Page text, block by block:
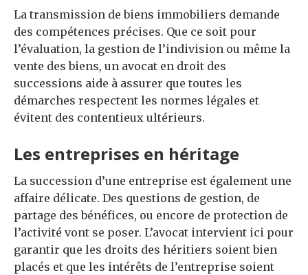
La transmission de biens immobiliers demande
des compétences précises. Que ce soit pour
l’évaluation, la gestion de l’indivision ou même la
vente des biens, un avocat en droit des
successions aide à assurer que toutes les
démarches respectent les normes légales et
évitent des contentieux ultérieurs.
Les entreprises en héritage
La succession d’une entreprise est également une
affaire délicate. Des questions de gestion, de
partage des bénéfices, ou encore de protection de
l’activité vont se poser. L’avocat intervient ici pour
garantir que les droits des héritiers soient bien
placés et que les intérêts de l’entreprise soient